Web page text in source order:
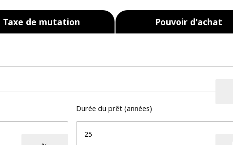
Taxe de mutation Pouvoir d'achat
Durée du prêt (années)